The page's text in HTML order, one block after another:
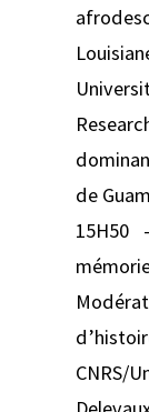
de Guam
15H50